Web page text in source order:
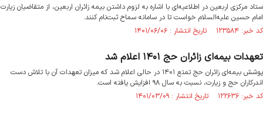
ستاد مرکزی اربعین در اطلاعیه‌ای با اشاره به لزوم داشتن بیمه زائران اربعین، از متقاضیان زیارت
امام حسین علیه‌السلام خواست تا در سامانه سماح ثبت‌نام کنند.
کد خبر: ۱۲۳۵۸۴ تاریخ انتشار : ۱۴۰۱/۰۶/۰۶
تعهدات بیمه‌ای زائران حج ۱۴۰۱ اعلام شد
پوشش بیمه‌ای زائران حج تمتع ۱۴۰۱ در حالی اعلام شد که میزان تعهدات آن با تلاش دست
اندرکاران حج و زیارت، نسبت به سال ۹۸ افزایش یافته است.
کد خبر: ۱۲۲۶۳۶ تاریخ انتشار : ۱۴۰۱/۰۳/۰۹